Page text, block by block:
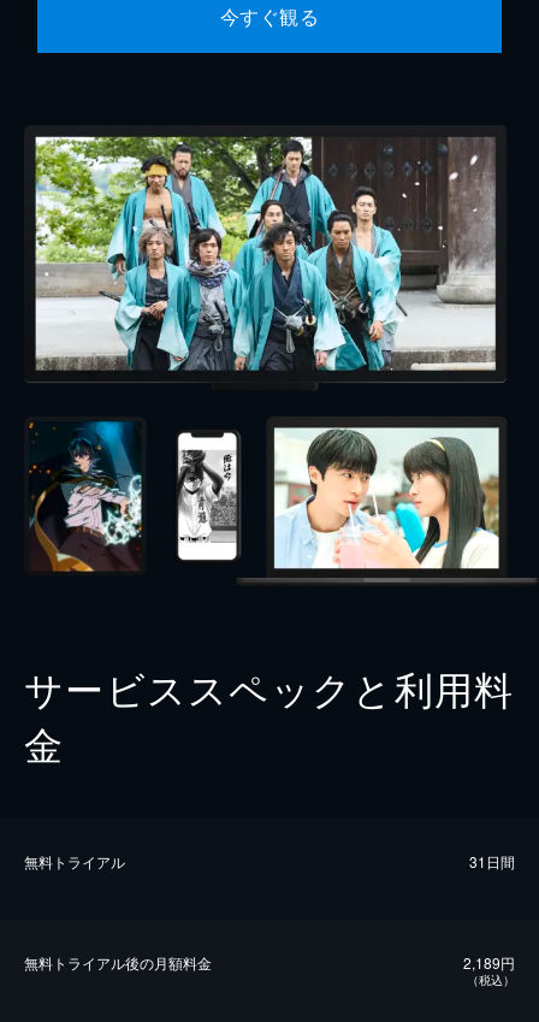
今すぐ観る
サービススペックと利用料
金
無料トライアル 31日間
無料トライアル後の⽉額料金 2,189円
（税込）